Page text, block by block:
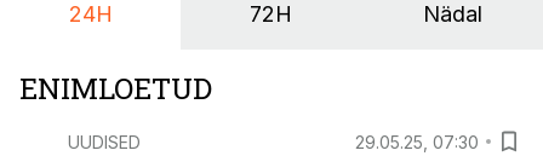
24H 72H Nädal
ENIMLOETUD
UUDISED 29.05.25, 07:30